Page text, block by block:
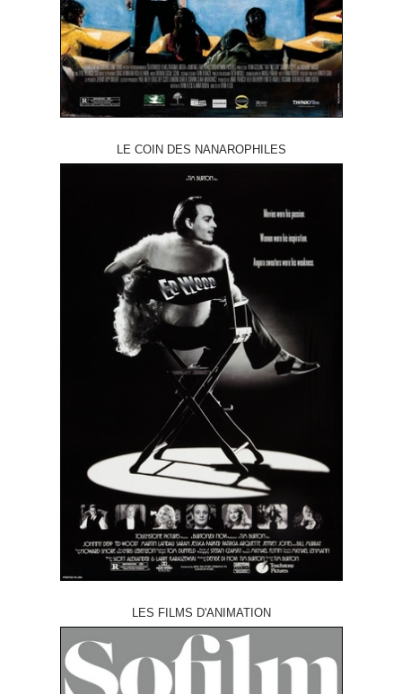
LE COIN DES NANAROPHILES
LES FILMS D'ANIMATION